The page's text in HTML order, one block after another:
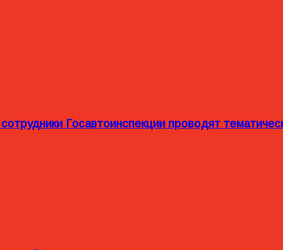
Госавтоинспекции проводят